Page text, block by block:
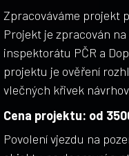
Zpracováváme projekt
Projekt je zpracován
inspektorátu PČR a
projektu je ověření
vlečných křivek
Cena projektu: od
Povolení vjezdu na